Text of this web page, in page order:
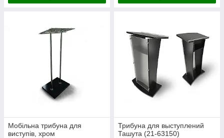
Мобільна трибуна для
виступів, хром
Трибуна для выступлений
Ташута (21-63150)